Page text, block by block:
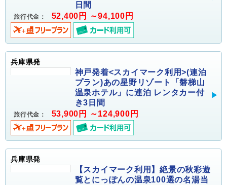
日間
旅行代金： 52,400円 ～94,100円
兵庫県発
神戸発着<スカイマーク利用>(連泊
プラン)あの星野リゾート「磐梯山
温泉ホテル」に連泊 レンタカー付
き3日間
旅行代金： 53,900円 ～124,900円
兵庫県発
【スカイマーク利用】絶景の秋彩遊
覧とにっぽんの温泉100選の名湯当